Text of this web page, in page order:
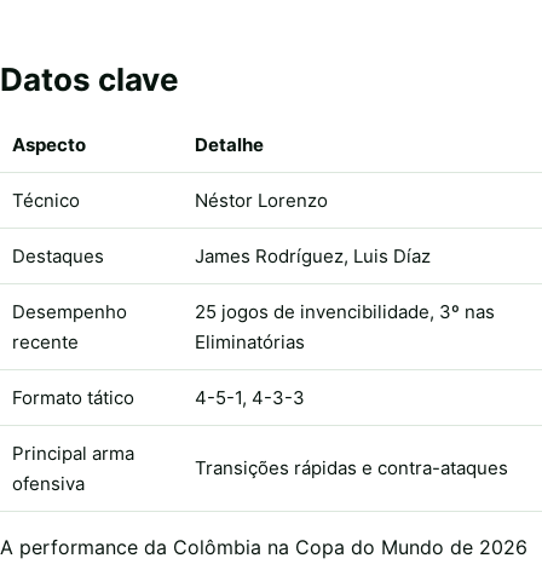
Datos clave
Aspecto Detalhe
Técnico Néstor Lorenzo
Destaques James Rodríguez, Luis Díaz
Desempenho
recente
25 jogos de invencibilidade, 3º nas
Eliminatórias
Formato tático 4-5-1, 4-3-3
Principal arma
ofensiva
Transições rápidas e contra-ataques
A performance da Colômbia na Copa do Mundo de 2026